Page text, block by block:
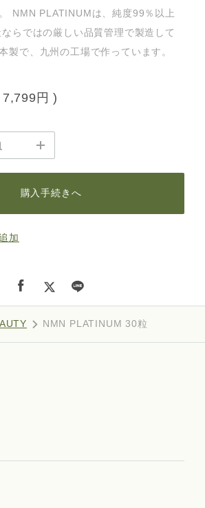
NMN PLATINUMは、純度99％以上
らではの厳しい品質管理で製造して
製で、九州の工場で作っています。
7,799円 )
購入手続きへ
加
NMN PLATINUM 30粒